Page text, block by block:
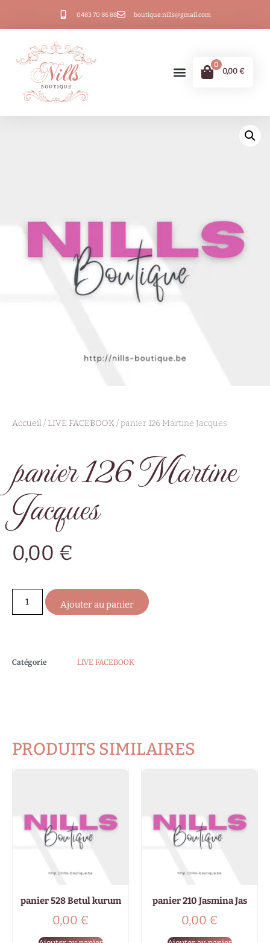
0483 70 86 88 boutique.nills@gmail.com
0
0,00 €
Accueil/ LIVE FACEBOOK/ panier 126 Martine Jacques
panier 126 Martine
Jacques
0,00 €
Ajouter au panier
Catégorie LIVE FACEBOOK
PRODUITS SIMILAIRES
panier 528 Betul kurum
0,00 €
panier 210 Jasmina Jas
0,00 €